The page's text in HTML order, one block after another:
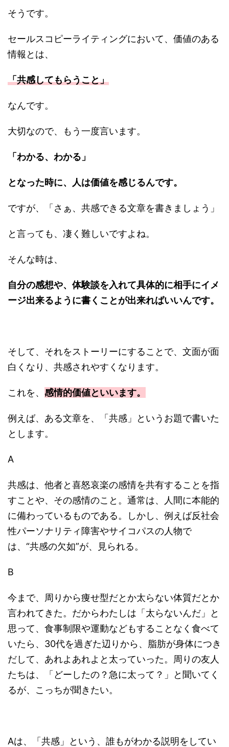
そうです。
セールスコピーライティングにおいて、価値のある
情報とは、
「共感してもらうこと」
なんです。
大切なので、もう一度言います。
「わかる、わかる」
となった時に、人は価値を感じるんです。
ですが、「さぁ、共感できる文章を書きましょう」
と言っても、凄く難しいですよね。
そんな時は、
自分の感想や、体験談を入れて具体的に相手にイメ
ージ出来るように書くことが出来ればいいんです。
そして、それをストーリーにすることで、文面が面
白くなり、共感されやすくなります。
これを、 感情的価値といいます。
例えば、ある文章を、「共感」というお題で書いた
とします。
A
共感は、他者と喜怒哀楽の感情を共有することを指
すことや、その感情のこと。通常は、人間に本能的
に備わっているものである。しかし、例えば反社会
性パーソナリティ障害やサイコパスの人物で
は、“共感の欠如”が、見られる。
B
今まで、周りから痩せ型だとか太らない体質だとか
言われてきた。だからわたしは「太らないんだ」と
思って、食事制限や運動などもすることなく食べて
いたら、30代を過ぎた辺りから、脂肪が身体につき
だして、あれよあれよと太っていった。周りの友人
たちは、「どーしたの？急に太って？」と聞いてく
るが、こっちが聞きたい。
Aは、「共感」という、誰もがわかる説明をしてい